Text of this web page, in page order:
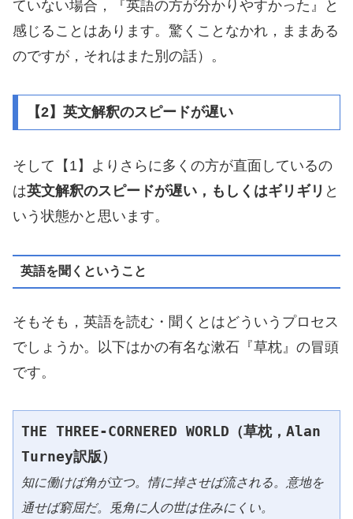
ていない場合，『英語の方が分かりやすかった』と
感じることはあります。驚くことなかれ，ままある
のですが，それはまた別の話）。
【2】英文解釈のスピードが遅い
そして【1】よりさらに多くの方が直面しているの
は英文解釈のスピードが遅い，もしくはギリギリ と
いう状態かと思います。
英語を聞くということ
そもそも，英語を読む・聞くとはどういうプロセス
でしょうか。以下はかの有名な漱石『草枕』の冒頭
です。
THE THREE-CORNERED WORLD（草枕，Alan
Turney訳版）
知に働けば角が立つ。情に掉させば流される。意地を
通せば窮屈だ。兎角に人の世は住みにくい。